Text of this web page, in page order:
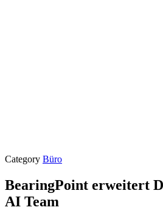
Category Büro
BearingPoint erweitert
AI Team